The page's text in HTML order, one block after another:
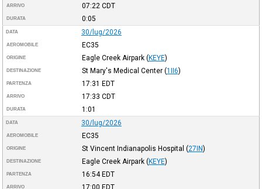
ARRIVO 07:22 CDT
DURATA 0:05
DATA 30/lug/2026
AEROMOBILE EC35
ORIGINE Eagle Creek Airpark (KEYE)
DESTINAZIONE St Mary's Medical Center (1II6)
PARTENZA 17:31 EDT
ARRIVO 17:33 CDT
DURATA 1:01
DATA 30/lug/2026
AEROMOBILE EC35
ORIGINE St Vincent Indianapolis Hospital (27IN)
DESTINAZIONE Eagle Creek Airpark (KEYE)
PARTENZA 16:54EDT
ARRIVO 17:00 EDT